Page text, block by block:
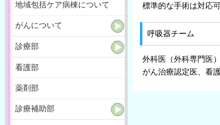
地域包括ケア病棟について
がんについて
診療部
看護部
薬剤部
診療補助部
標準的な手術は対応
呼吸器チーム
外科医（外科専門医
がん治療認定医、看